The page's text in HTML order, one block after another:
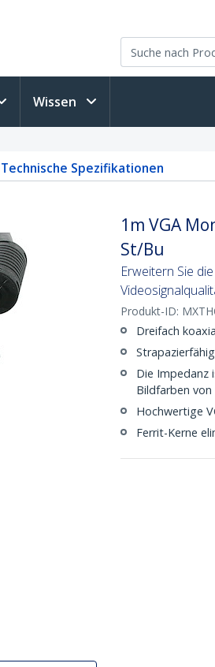
Wissen
Technische Spezifikationen
1m VGA
St/Bu
Erweitern Sie
Produkt-ID:
Dreifach
Die Impedanz
Bildfarben
Hochwertige
Ferrit-Kerne